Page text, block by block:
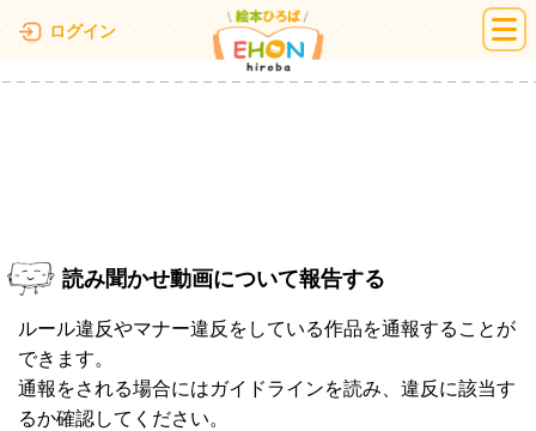
ログイン 絵本ひろば
読み聞かせ動画について報告する
ルール違反やマナー違反をしている作品を通報することが
できます。
通報をされる場合にはガイドラインを読み、違反に該当す
るか確認してください。